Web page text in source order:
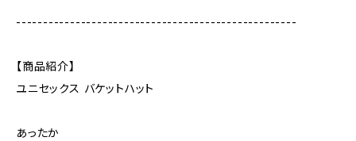
----------------------------------------------------
【商品紹介】
ユニセックス バケットハット
あったか